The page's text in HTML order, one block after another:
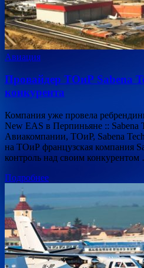
Авиация
Провайдер ТОиР Sabena
конкурента
Компания уже провела
New EAS в Перпиньяне :: Sabena
Авиакомпании, ТОиР, Sabena
на ТОиР французская компания
контроль над своим
Подробнее